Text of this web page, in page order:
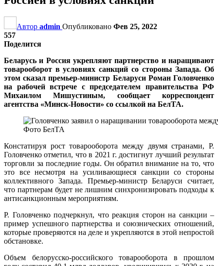
Автор admin Опубликовано Фев 25, 2022
557
Поделится
Беларусь и Россия укрепляют партнерство и наращивают
товарооборот в условиях санкций со стороны Запада. Об
этом сказал премьер-министр Беларуси Роман Головченко
на рабочей встрече с председателем правительства РФ
Михаилом Мишустиным, сообщает корреспондент
агентства «Минск-Новости» со ссылкой на БелТА.
Фото БелТА
Констатируя рост товарооборота между двумя странами, Р.
Головченко отметил, что в 2021 г. достигнут лучший результат
торговли за последние годы. Он обратил внимание на то, что
это все несмотря на усиливающиеся санкции со стороны
коллективного Запада. Премьер-министр Беларуси считает,
что партнерам будет не лишним синхронизировать подходы к
антисанкционным мероприятиям.
Р. Головченко подчеркнул, что реакция сторон на санкции –
пример успешного партнерства и союзнических отношений,
которые проверяются на деле и укрепляются в этой непростой
обстановке.
Объем белорусско-российского товарооборота в прошлом